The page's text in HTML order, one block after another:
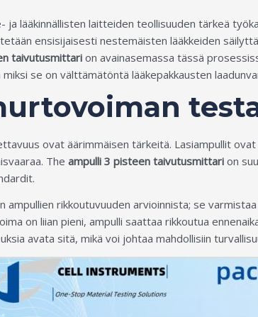
ja lääkinnällisten laitteiden teollisuuden tärkeä
ensisijaisesti nestemäisten lääkkeiden
taivutusmittari on avainasemassa tässä
miksi se on välttämätöntä lääkepakkausten
ovat äärimmäisen tärkeitä. Lasiampullit
The ampulli 3 pisteen taivutusmittari on
ampullien rikkoutuvuuden arvioinnista; se
on liian pieni, ampulli saattaa rikkoutua
avata sitä, mikä voi johtaa mahdollisiin